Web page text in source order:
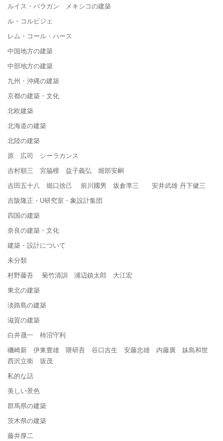
ルイス・バラガン メキシコの建築
ル・コルビジェ
レム・コール・ハース
中国地方の建築
中部地方の建築
九州・沖縄の建築
京都の建築・文化
北欧建築
北海道の建築
北陸の建築
原 広司 シーラカンス
吉村順三 宮脇檀 益子義弘 堀部安嗣
吉田五十八 堀口捨己 前川國男 坂倉準三 安井武雄 丹下健三
吉阪隆正・U研究室・象設計集団
四国の建築
奈良の建築・文化
建築・設計について
未分類
村野藤吾 菊竹清訓 浦辺鎮太郎 大江宏
東北の建築
淡路島の建築
滋賀の建築
白井晟一 柿沼守利
磯崎新 伊東豊雄 隈研吾 谷口吉生 安藤忠雄 内藤廣 妹島和世
西沢立衛 坂茂
私的な話
美しい景色
群馬県の建築
茨木県の建築
藤井厚二